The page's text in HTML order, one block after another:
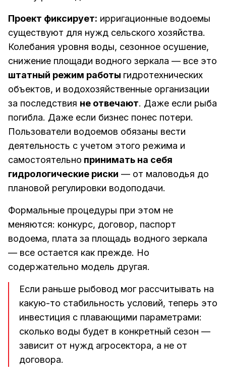
Проект фиксирует: ирригационные водоемы
существуют для нужд сельского хозяйства.
Колебания уровня воды, сезонное осушение,
снижение площади водного зеркала — все это
штатный режим работы гидротехнических
объектов, и водохозяйственные организации
за последствия не отвечают. Даже если рыба
погибла. Даже если бизнес понес потери.
Пользователи водоемов обязаны вести
деятельность с учетом этого режима и
самостоятельно принимать на себя
гидрологические риски — от маловодья до
плановой регулировки водоподачи.
Формальные процедуры при этом не
меняются: конкурс, договор, паспорт
водоема, плата за площадь водного зеркала
— все остается как прежде. Но
содержательно модель другая.
Если раньше рыбовод мог рассчитывать на
какую-то стабильность условий, теперь это
инвестиция с плавающими параметрами:
сколько воды будет в конкретный сезон —
зависит от нужд агросектора, а не от
договора.